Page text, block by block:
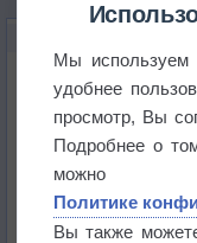
Погода в
Погода в
Погода в
Мы
удобнее
просмотр, Вы
Подробнее о
можно
Политике
Вы также